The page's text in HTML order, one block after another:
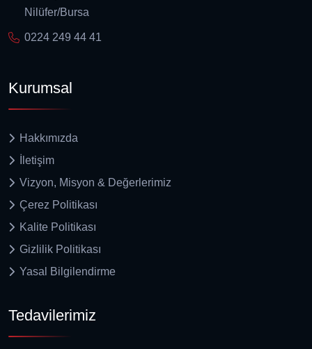
Nilüfer/Bursa
0224 249 44 41
Kurumsal
Hakkımızda
İletişim
Vizyon, Misyon & Değerlerimiz
Çerez Politikası
Kalite Politikası
Gizlilik Politikası
Yasal Bilgilendirme
Tedavilerimiz